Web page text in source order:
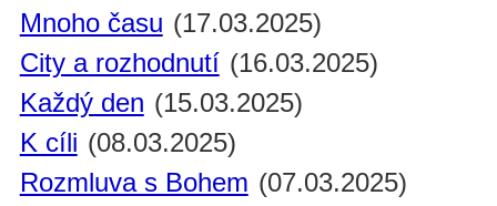
Mnoho času (17.03.2025)
City a rozhodnutí (16.03.2025)
Každý den (15.03.2025)
K cíli (08.03.2025)
Rozmluva s Bohem (07.03.2025)